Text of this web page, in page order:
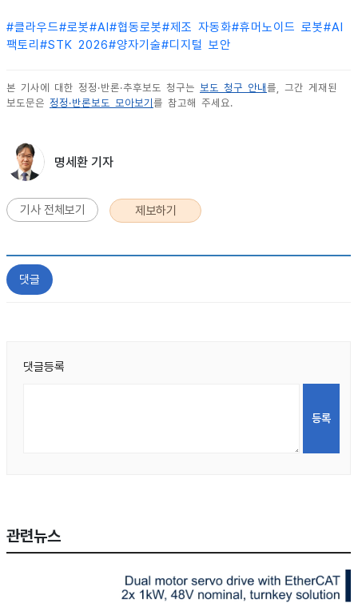
#클라우드#로봇#AI#협동로봇#제조 자동화#휴머노이드 로봇#AI
팩토리 #STK 2026#양자기술#디지털 보안
본 기사에 대한 정정·반론·추후보도 청구는 보도 청구 안내 를, 그간 게재된
보도문은 정정·반론보도 모아보기 를 참고해 주세요.
명세환 기자
기사 전체보기 제보하기
댓글
댓글등록
관련뉴스